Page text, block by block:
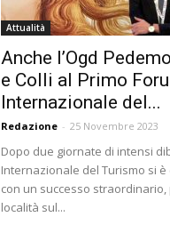
Attualità
Anche l’Ogd
e Colli al Primo
Internazionale del...
Redazione - 25 Novembre 2023
Dopo due giornate di intensi
Internazionale del Turismo si
con un successo
località sul...